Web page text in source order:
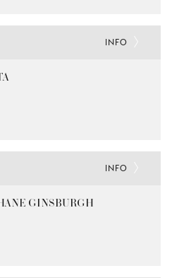
INFO
GINSBURGH
INFO